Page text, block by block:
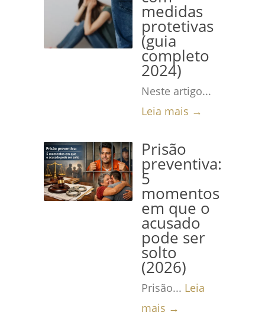
medidas
protetivas
(guia
completo
2024)
Neste artigo...
Leia mais →
Prisão
preventiva:
5
momentos
em que o
acusado
pode ser
solto
(2026)
Prisão... Leia
mais →